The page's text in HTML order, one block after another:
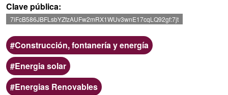
Clave pública
7iFcB586JBFLsbYZfzAUFw2mRX1WUv3wnE17cqLQ92gf:7jt
Ámbito
Construcción, fontanería y energía
Categoria
Energia solar
Energias Renovables